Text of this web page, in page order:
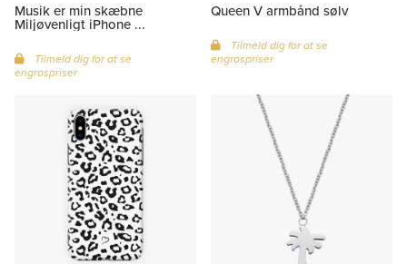
Musik er min skæbne
Miljøvenligt iPhone ...
Tilmeld dig for at se
engrospriser
Queen V armbånd sølv
Tilmeld dig for at se
engrospriser